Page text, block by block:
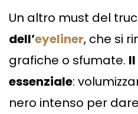
Un altro must del
dell’eyeliner, che si
grafiche o sfumate. Il
essenziale:
nero intenso per